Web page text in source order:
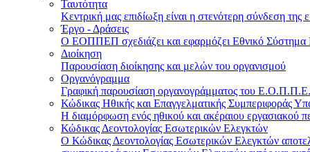
Ταυτότητα
Κεντρική μας επιδίωξη είναι η στενότερη σύνδεση της
Έργο - Δράσεις
Ο ΕΟΠΠΕΠ σχεδιάζει και εφαρμόζει Eθνικό Σύστημα
Διοίκηση
Παρουσίαση διοίκησης και μελών του οργανισμού
Οργανόγραμμα
Γραφική παρουσίαση οργανογράμματος του
Κώδικας Ηθικής και Επαγγελματικής Συμπεριφοράς
Η διαμόρφωση ενός ηθικού και ακέραιου εργασιακού
Κώδικας Δεοντολογίας Εσωτερικών Ελεγκτών
Ο Κώδικας Δεοντολογίας Εσωτερικών Ελεγκτών